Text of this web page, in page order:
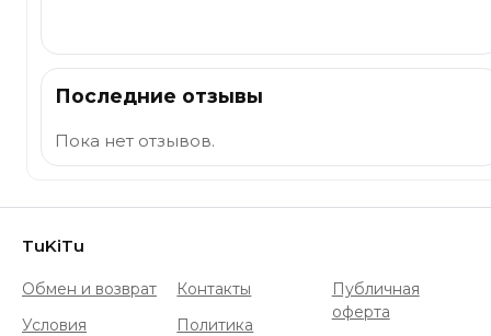
Последние отзывы
Пока нет отзывов.
TuKiTu
Обмен и возврат
Условия
Контакты
Политика
Публичная
оферта